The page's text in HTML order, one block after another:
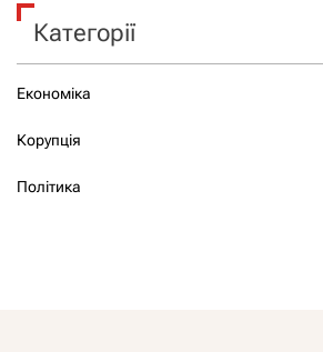
Категорії
Економіка
Корупція
Політика